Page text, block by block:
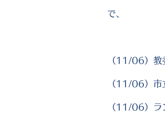
で、
（11/06）教
（11/06）市
（11/06）ラ